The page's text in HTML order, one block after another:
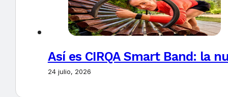
Así es CIRQA Smart Band: la
24 julio, 2026